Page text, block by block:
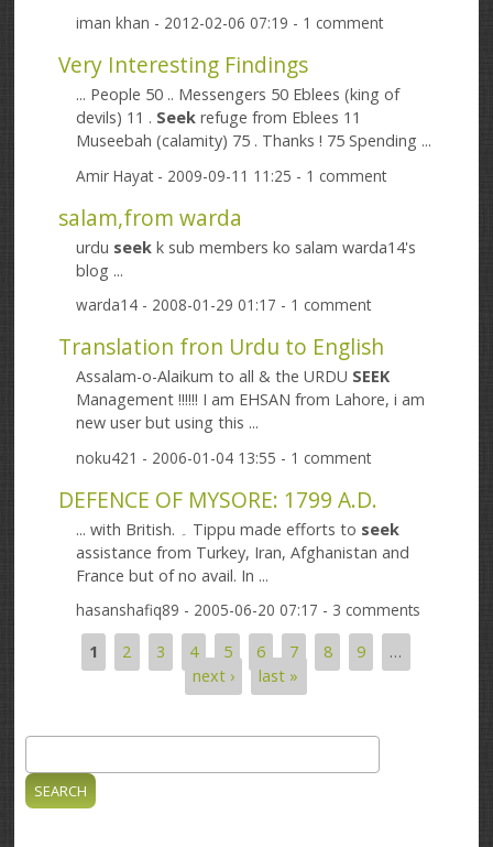
iman khan - 2012-02-06 07:19 - 1 comment
Very Interesting Findings
... People 50 .. Messengers 50 Eblees (king of
devils) 11 . Seek refuge from Eblees 11
Museebah (calamity) 75 . Thanks ! 75 Spending ...
Amir Hayat - 2009-09-11 11:25 - 1 comment
salam,from warda
urdu seek k sub members ko salam warda14's
blog ...
warda14 - 2008-01-29 01:17 - 1 comment
Translation fron Urdu to English
Assalam-o-Alaikum to all & the URDU SEEK
Management !!!!!! I am EHSAN from Lahore, i am
new user but using this ...
noku421 - 2006-01-04 13:55 - 1 comment
DEFENCE OF MYSORE: 1799 A.D.
... with British. ۔ Tippu made efforts to seek
assistance from Turkey, Iran, Afghanistan and
France but of no avail. In ...
hasanshafiq89 - 2005-06-20 07:17 - 3 comments
Pages
1 2 3 4 5 6 7 8 9
…
next ›
last »
Search form